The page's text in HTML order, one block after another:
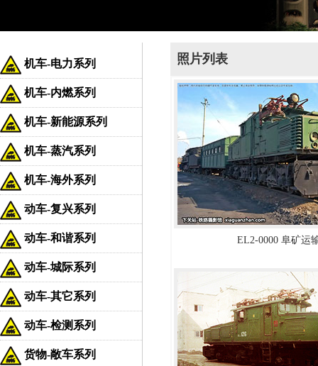
机车-电力系列
机车-内燃系列
机车-新能源系列
机车-蒸汽系列
机车-海外系列
动车-复兴系列
动车-和谐系列
动车-城际系列
动车-其它系列
动车-检测系列
货物-敞车系列
照片列表
EL2-0000 阜矿运